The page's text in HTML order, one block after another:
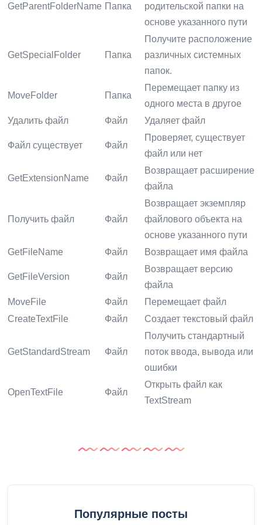
GetParentFolderName Папка
родительской папки на
основе указанного пути
GetSpecialFolder Папка
Получите расположение
различных системных
папок.
MoveFolder Папка
Перемещает папку из
одного места в другое
Удалить файл
Файл Удаляет файл
Файл существует Файл
Проверяет, существует
файл или нет
GetExtensionName Файл
Возвращает расширение
файла
Получить файл Файл
Возвращает экземпляр
файлового объекта на
основе указанного пути
GetFileName
Файл Возвращает имя файла
GetFileVersion Файл
Возвращает версию
файла
MoveFile
Файл
Перемещает файл
CreateTextFile
Файл Создает текстовый файл
GetStandardStream Файл
Получить стандартный
поток ввода, вывода или
ошибки
OpenTextFile Файл
Открыть файл как
TextStream
Популярные посты